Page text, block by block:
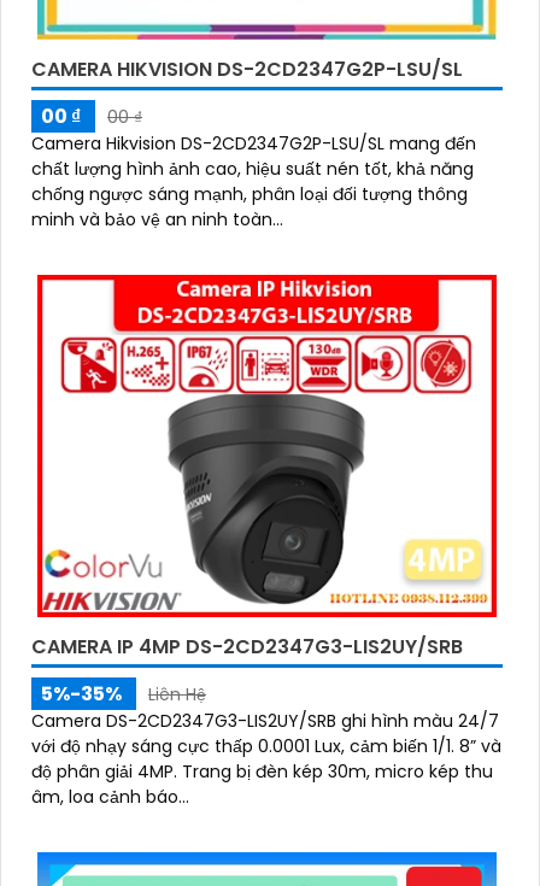
CAMERA HIKVISION DS-2CD2347G2P-LSU/SL
00 ₫
00 ₫
Camera Hikvision DS-2CD2347G2P-LSU/SL mang đến
chất lượng hình ảnh cao, hiệu suất nén tốt, khả năng
chống ngược sáng mạnh, phân loại đối tượng thông
minh và bảo vệ an ninh toàn...
CAMERA IP 4MP DS-2CD2347G3-LIS2UY/SRB
5%-35%
Liên Hệ
Camera DS-2CD2347G3-LIS2UY/SRB ghi hình màu 24/7
với độ nhạy sáng cực thấp 0.0001 Lux, cảm biến 1/1. 8” và
độ phân giải 4MP. Trang bị đèn kép 30m, micro kép thu
âm, loa cảnh báo...